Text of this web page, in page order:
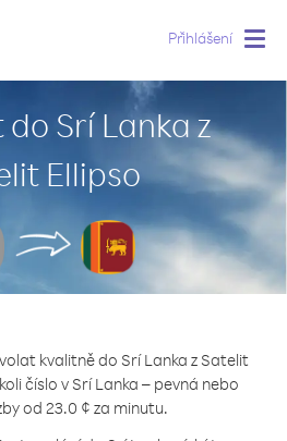
Přihlášení
Srí Lanka z
Ellipso
kvalitně do Srí Lanka z Satelit
číslo v Srí Lanka – pevná nebo
od 23.0 ¢ za minutu.